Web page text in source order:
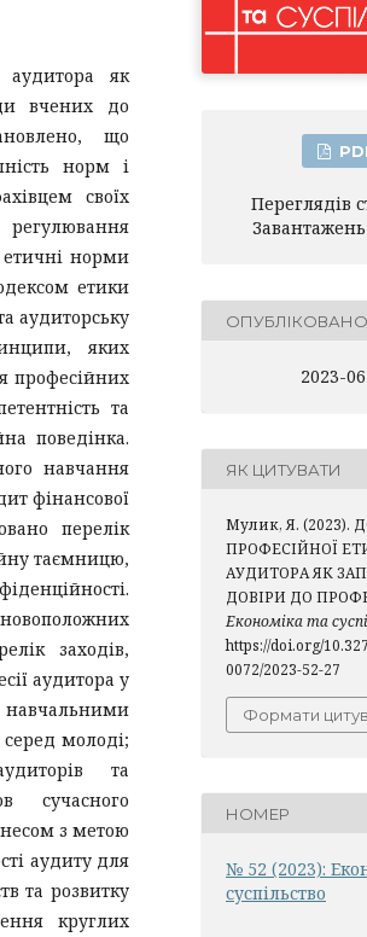
аудитора як
вчених до
що
норм і
своїх
регулювання
етичні норми
етики
аудиторську
яких
професійних
та
поведінка.
навчання
фінансової
перелік
таємницю,
заходів,
аудитора у
молоді;
та
сучасного
з метою
аудиту для
та розвитку
круглих
Переглядів
Завантажень
ОПУБЛІКОВАНО
2023-
ЯК ЦИТУВАТИ
Мулик, Я. (2023).
ПРОФЕСІЙНОЇ
АУДИТОРА ЯК
ДОВІРИ ДО
Економіка та
https://doi.org/
0072/2023-52-27
Формати
НОМЕР
№ 52 (2023):
суспільство